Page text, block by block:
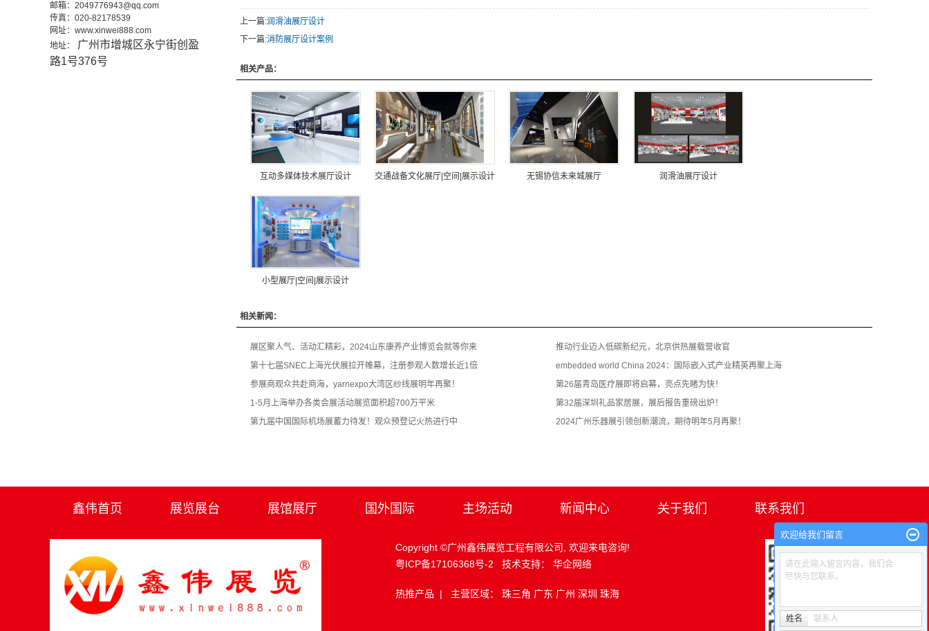
邮箱：2049776943@qq.com
传真：020-82178539
网址：www.xinwei888.com
地址：
广州市增城区永宁街创盈
路1号376号
上一篇:润滑油展厅设计
下一篇:消防展厅设计案例
相关产品：
互动多媒体技术展厅设计 交通战备文化展厅|空间|展示设计 无锡协信未来城展厅 润滑油展厅设计
小型展厅|空间|展示设计
相关新闻：
展区聚人气、活动汇精彩，2024山东康养产业博览会就等你来
推动行业迈入低碳新纪元，北京供热展载誉收官
第十七届SNEC上海光伏展拉开帷幕，注册参观人数增长近1倍
embedded world China 2024：国际嵌入式产业精英再聚上海
参展商观众共赴商海，yarnexpo大湾区纱线展明年再聚！
第26届青岛医疗展即将启幕，亮点先睹为快！
1-5月上海举办各类会展活动展览面积超700万平米
第32届深圳礼品家居展，展后报告重磅出炉！
第九届中国国际机场展蓄力待发！观众预登记火热进行中
2024广州乐器展引领创新潮流，期待明年5月再聚！
鑫伟首页 展览展台 展馆展厅 国外国际 主场活动 新闻中心 关于我们 联系我们
Copyright ©广州鑫伟展览工程有限公司, 欢迎来电咨询!
粤ICP备17106368号-2 技术支持： 华企网络
热推产品 | 主营区域： 珠三角 广东 广州 深圳 珠海
欢迎给我们留言
请在此输入留言内容，我们会
尽快与您联系。
姓名 联系人